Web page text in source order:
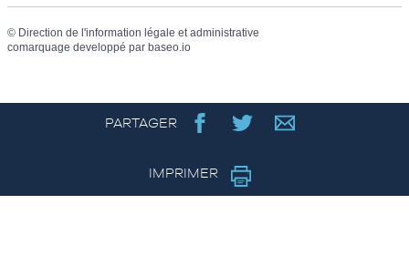
© Direction de l'information légale et administrative
comarquage developpé par baseo.io
PARTAGER
IMPRIMER